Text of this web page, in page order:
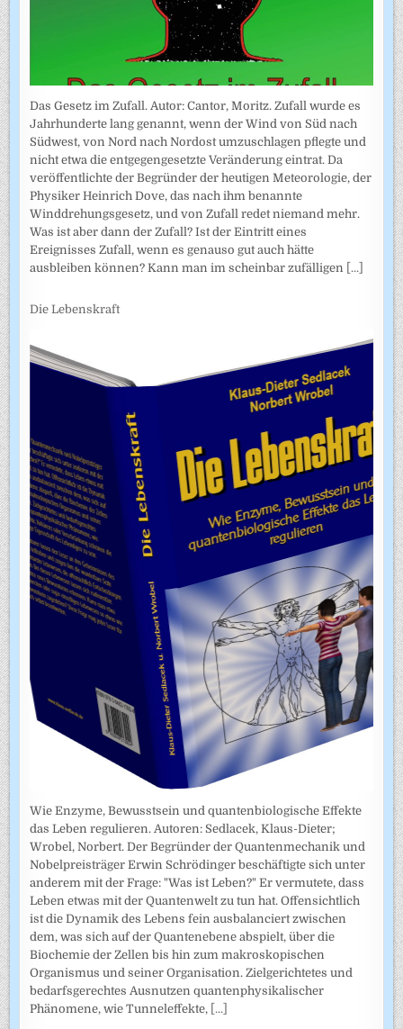
Das Gesetz im Zufall. Autor: Cantor, Moritz. Zufall wurde es
Jahrhunderte lang genannt, wenn der Wind von Süd nach
Südwest, von Nord nach Nordost umzuschlagen pflegte und
nicht etwa die entgegengesetzte Veränderung eintrat. Da
veröffentlichte der Begründer der heutigen Meteorologie, der
Physiker Heinrich Dove, das nach ihm benannte
Winddrehungsgesetz, und von Zufall redet niemand mehr.
Was ist aber dann der Zufall? Ist der Eintritt eines
Ereignisses Zufall, wenn es genauso gut auch hätte
ausbleiben können? Kann man im scheinbar zufälligen [...]
Die Lebenskraft
Wie Enzyme, Bewusstsein und quantenbiologische Effekte
das Leben regulieren. Autoren: Sedlacek, Klaus-Dieter;
Wrobel, Norbert. Der Begründer der Quantenmechanik und
Nobelpreisträger Erwin Schrödinger beschäftigte sich unter
anderem mit der Frage: "Was ist Leben?" Er vermutete, dass
Leben etwas mit der Quantenwelt zu tun hat. Offensichtlich
ist die Dynamik des Lebens fein ausbalanciert zwischen
dem, was sich auf der Quantenebene abspielt, über die
Biochemie der Zellen bis hin zum makroskopischen
Organismus und seiner Organisation. Zielgerichtetes und
bedarfsgerechtes Ausnutzen quantenphysikalischer
Phänomene, wie Tunneleffekte, [...]